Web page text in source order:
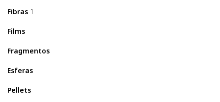
Fibras 1
Films
Fragmentos
Esferas
Pellets